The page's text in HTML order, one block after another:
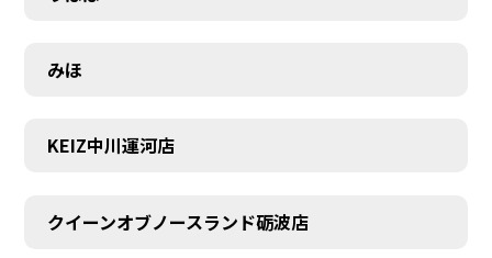
みほ
KEIZ中川運河店
クイーンオブノースランド砺波店